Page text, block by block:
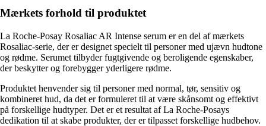
Mærkets forhold til produktet
La Roche-Posay Rosaliac AR Intense serum er en del af mærkets
Rosaliac-serie, der er designet specielt til personer med ujævn hudtone
og rødme. Serumet tilbyder fugtgivende og beroligende egenskaber,
der beskytter og forebygger yderligere rødme.
Produktet henvender sig til personer med normal, tør, sensitiv og
kombineret hud, da det er formuleret til at være skånsomt og effektivt
på forskellige hudtyper. Det er et resultat af La Roche-Posays
dedikation til at skabe produkter, der er tilpasset forskellige hudbehov.